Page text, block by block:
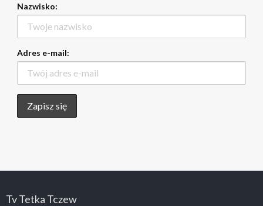
Nazwisko:
Adres e-mail:
Tv Tetka Tczew